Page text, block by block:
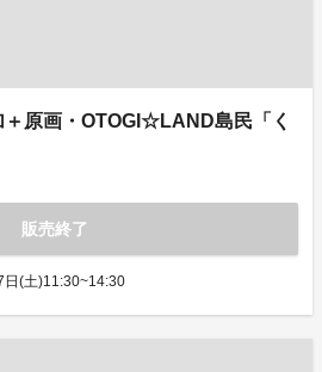
原画・OTOGI☆LAND島民「く
販売終了
日(土)11:30~14:30